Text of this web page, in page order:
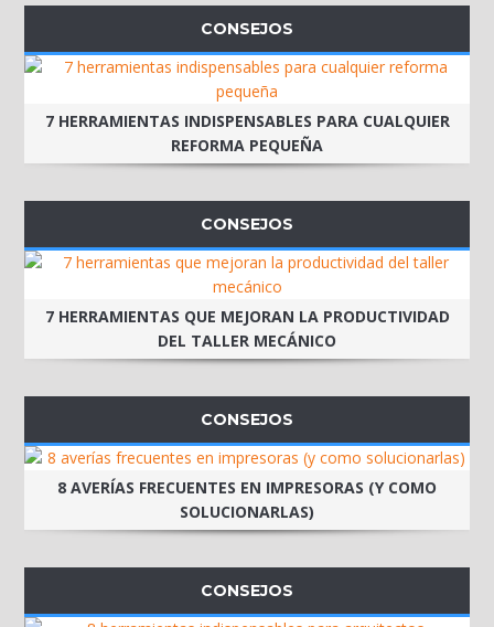
CONSEJOS
7 HERRAMIENTAS INDISPENSABLES PARA CUALQUIER
REFORMA PEQUEÑA
CONSEJOS
7 HERRAMIENTAS QUE MEJORAN LA PRODUCTIVIDAD
DEL TALLER MECÁNICO
CONSEJOS
8 AVERÍAS FRECUENTES EN IMPRESORAS (Y COMO
SOLUCIONARLAS)
CONSEJOS